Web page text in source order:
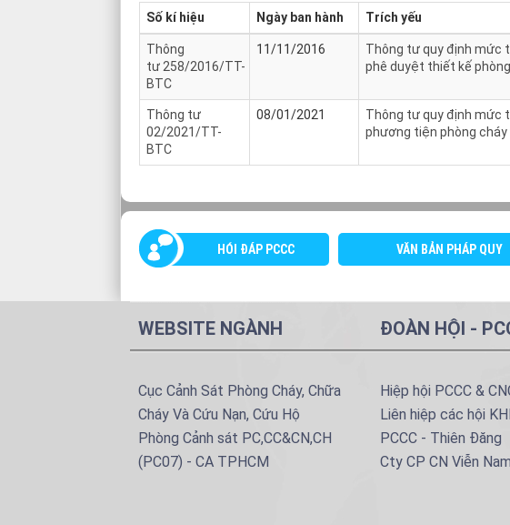
Số kí hiệu Ngày ban hành Trích yếu
Thông
tư 258/2016/TT-
BTC
11/11/2016
Thông tư quy định mức
phê duyệt thiết kế
Thông tư
02/2021/TT-
BTC
08/01/2021
Thông tư quy định mức
phương tiện phòng
HÓI ĐÁP PCCC VĂN BẢN PHÁP QUY
WEBSITE NGÀNH
Cục Cảnh Sát Phòng Cháy, Chữa
Cháy Và Cứu Nạn, Cứu Hộ
Phòng Cảnh sát PC,CC&CN,CH
(PC07) - CA TPHCM
ĐOÀN HỘI -
Hiệp hội PCCC &
Liên hiệp các hội
PCCC - Thiên Đăng
Cty CP CN Viễn Nam